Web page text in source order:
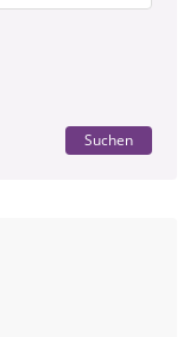
Suchen